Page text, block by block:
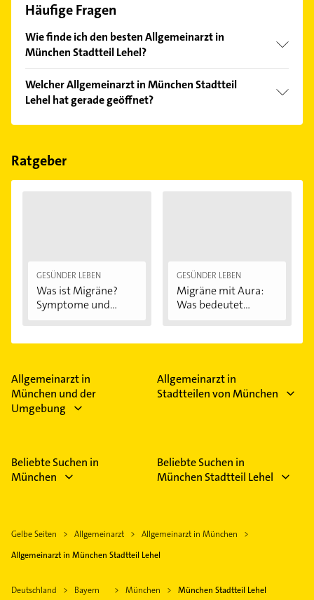
Häufige Fragen
Wie finde ich den besten Allgemeinarzt in
München Stadtteil Lehel?
Kundenmeinungen und profitieren Sie von den
Empfehlungen. Die Suchergebnisse können Sie sich
einfach nachBewertungensortiert anzeigen lassen.
Welcher Allgemeinarzt in München Stadtteil
Lehel hat gerade geöffnet?
Im Anbieter-Bereich finden Sie alleÖffnungszeiten.
Feiertagen abweichen können.
Ratgeber
GESÜNDER LEBEN
Was ist Migräne?
Symptome und...
GESÜNDER LEBEN
Migräne mit Aura:
Was bedeutet...
Allgemeinarzt in
München und der
Umgebung
Allgemeinarzt in
Stadtteilen von München
Beliebte Suchen in
München
Beliebte Suchen in
München Stadtteil Lehel
Gelbe Seiten Allgemeinarzt
Allgemeinarzt in München
Allgemeinarzt in München Stadtteil Lehel
Deutschland Bayern München München Stadtteil Lehel